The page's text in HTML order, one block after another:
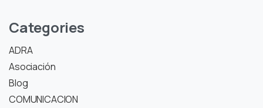
Categories
ADRA
Asociación
Blog
COMUNICACION